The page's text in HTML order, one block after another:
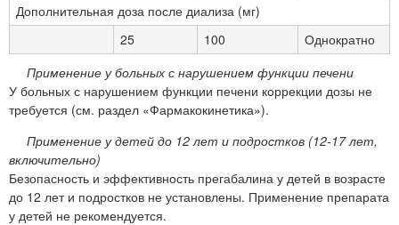
Дополнительная доза после диализа (мг)
25
100
Однократно
Применение у больных с нарушением функции печени
У больных с нарушением функции печени коррекции дозы не
требуется (см. раздел «Фармакокинетика»).
Применение у детей до 12 лет и подростков (12-17 лет,
включительно)
Безопасность и эффективность прегабалина у детей в возрасте
до 12 лет и подростков не установлены. Применение препарата
у детей не рекомендуется.